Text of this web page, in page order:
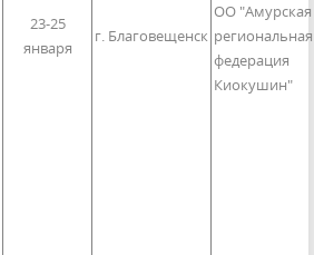
23-25
января
г. Благовещенск
ОО "Амурская
региональная
федерация
Киокушин"